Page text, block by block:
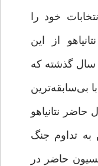
گذشته و در قالب ۵ انتخابات خود را
از این
سال گذشته که
بی‌سابقه‌ترین
نتانیاهو
به تداوم جنگ
حاضر در